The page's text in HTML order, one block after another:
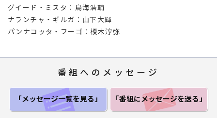
グイード・ミスタ：鳥海浩輔
ナランチャ・ギルガ：山下大輝
パンナコッタ・フーゴ：榎木淳弥
番組へのメッセージ
「メッセージ一覧を見る」 「番組にメッセージを送る」